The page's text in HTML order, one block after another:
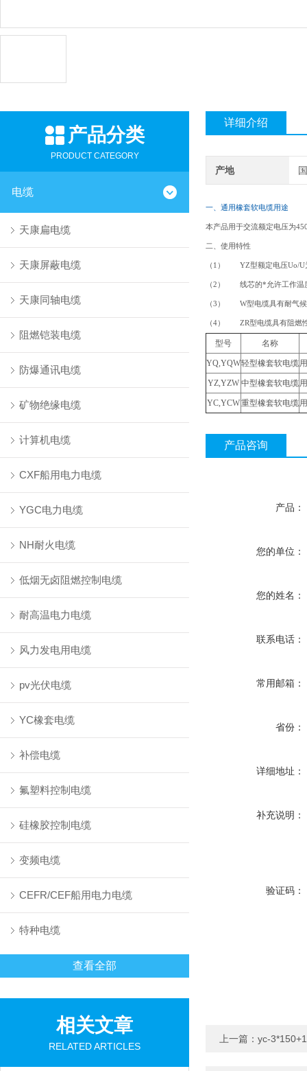
产品分类
PRODUCT CATEGORY
电缆
天康扁电缆
天康屏蔽电缆
天康同轴电缆
阻燃铠装电缆
防爆通讯电缆
矿物绝缘电缆
计算机电缆
CXF船用电力电缆
YGC电力电缆
NH耐火电缆
低烟无卤阻燃控制电缆
耐高温电力电缆
风力发电用电缆
pv光伏电缆
YC橡套电缆
补偿电缆
氟塑料控制电缆
硅橡胶控制电缆
变频电缆
CEFR/CEF船用电力电缆
特种电缆
查看全部
相关文章
RELATED ARTICLES
详细介绍
产地
一、通用橡套软电缆用途
本产品用于交流额定电压为
二、 使用特性
（1） YZ型额定电压Uo/U
（2） 线芯的*允许工作温
（3） W型电缆具有耐气候
（4） ZR型电缆具有阻燃
型号 名称
YQ,YQW轻型橡套软电缆
YZ,YZW 中型橡套软电缆
YC,YCW重型橡套软电缆
产品咨询
产品：
您的单位：
您的姓名：
联系电话：
常用邮箱：
省份：
详细地址：
补充说明：
验证码：
上一篇： yc-